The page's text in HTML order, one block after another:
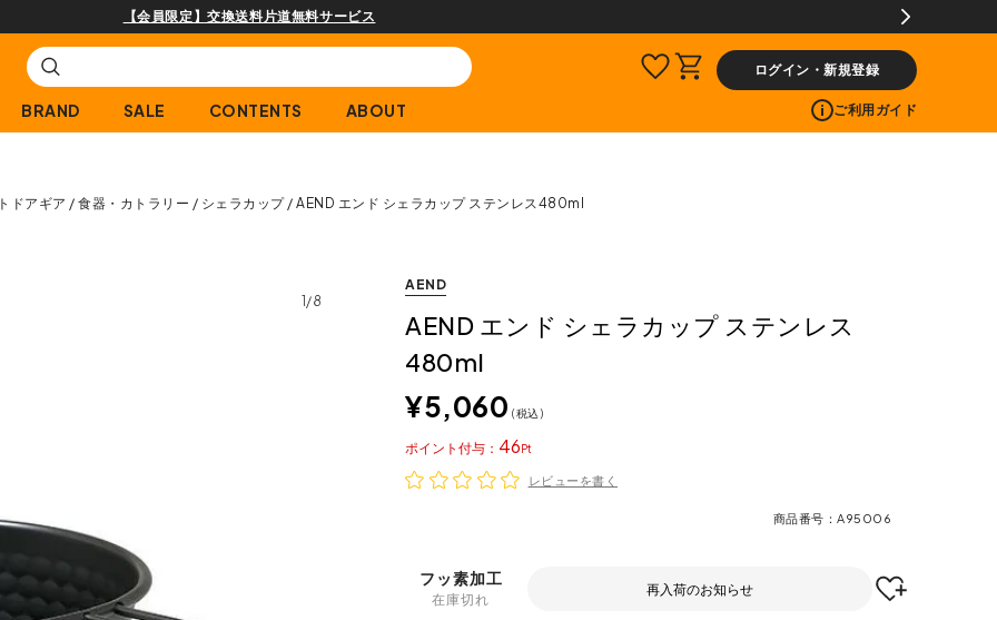
【会員限定】交換送料片道無料サービス
ログイン・新規登録
BRAND SALE CONTENTS ABOUT ご利用ガイド
ドアギア 食器・カトラリー シェラカップ AEND エンド シェラカップ ステンレス480ml
1/8
AEND
AEND エンド シェラカップ ステンレス
480ml
¥5,060 税込
46
ポイント
レビューを書く
商品番号 A95006
フッ素加工
在庫切れ
再入荷のお知らせ